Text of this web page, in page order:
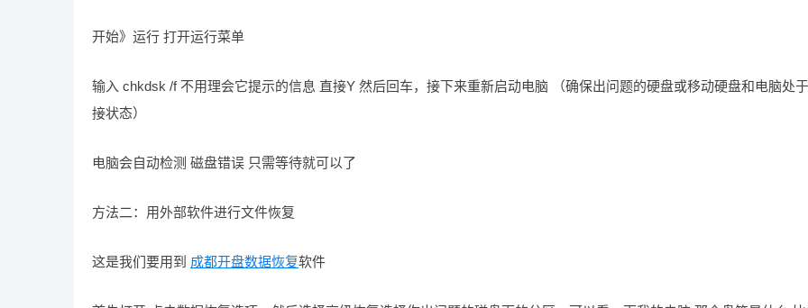
开始》运行 打开运行菜单
输入 chkdsk /f 不用理会它提示的信息 直接Y 然后回车，接下来重新启动电脑 （确保出问题的硬盘或移动硬盘和电脑处
接状态）
电脑会自动检测 磁盘错误 只需等待就可以了
方法二：用外部软件进行文件恢复
这是我们要用到 成都开盘数据恢复软件